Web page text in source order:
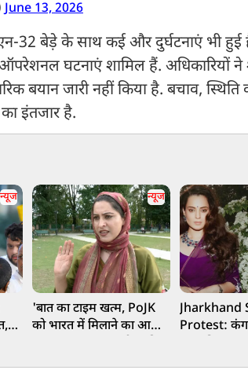
June 13, 2026
32 बेड़े के साथ कई और दुर्घटनाएं भी
ऑपरेशनल घटनाएं शामिल हैं. अधिकारियों ने
बयान जारी नहीं किया है. बचाव,
इंतजार है.
न्यूज न्यूज
'बात का टाइम खत्म, PoJK
को भारत में मिलाने का आ
Jharkhand
Protest: